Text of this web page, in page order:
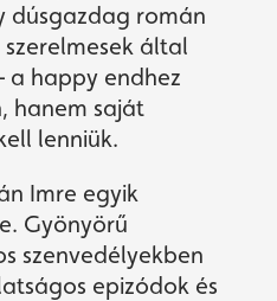
dúsgazdag román
által
a happy endhez
hanem saját
lenniük.
Imre egyik
Gyönyörű
szenvedélyekben
epizódok és